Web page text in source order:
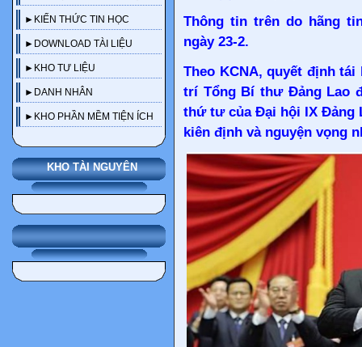
►KIẾN THỨC TIN HỌC
►DOWNLOAD TÀI LIỆU
►KHO TƯ LIỆU
►DANH NHÂN
►KHO PHẦN MỀM TIỆN ÍCH
KHO TÀI NGUYÊN
Thông tin trên do hãng
ngày 23-2.
Theo KCNA, quyết định
trí Tổng Bí thư Đảng Lao
thứ tư của Đại hội IX Đảng
kiên định và nguyện vọng